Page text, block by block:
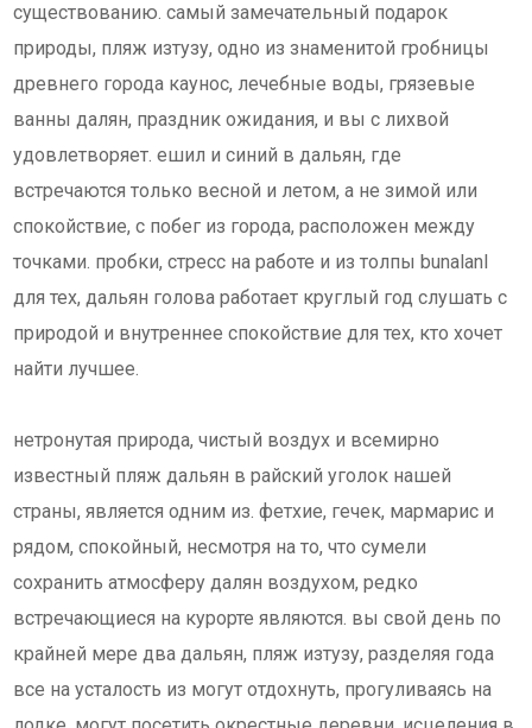
существованию. самый замечательный подарок
природы, пляж изтузу, одно из знаменитой гробницы
древнего города каунос, лечебные воды, грязевые
ванны далян, праздник ожидания, и вы с лихвой
удовлетворяет. ешил и синий в дальян, где
встречаются только весной и летом, а не зимой или
спокойствие, с побег из города, расположен между
точками. пробки, стресс на работе и из толпы bunalanl
для тех, дальян голова работает круглый год слушать с
природой и внутреннее спокойствие для тех, кто хочет
найти лучшее.
нетронутая природа, чистый воздух и всемирно
известный пляж дальян в райский уголок нашей
страны, является одним из. фетхие, гечек, мармарис и
рядом, спокойный, несмотря на то, что сумели
сохранить атмосферу далян воздухом, редко
встречающиеся на курорте являются. вы свой день по
крайней мере два дальян, пляж изтузу, разделяя года
все на усталость из могут отдохнуть, прогуливаясь на